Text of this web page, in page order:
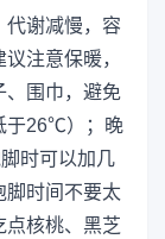
代谢减慢，容
注意保暖，
、围巾，避免
于26℃）；晚
时可以加几
脚时间不要太
点核桃、黑芝